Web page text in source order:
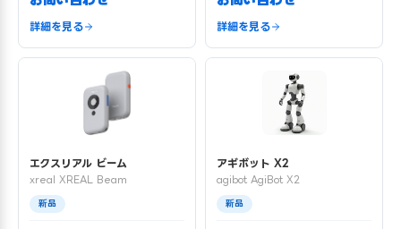
詳細を見る 詳細を見る
エクスリアル ビーム
xreal XREAL Beam
新品
アギボット X2
agibot AgiBot X2
新品